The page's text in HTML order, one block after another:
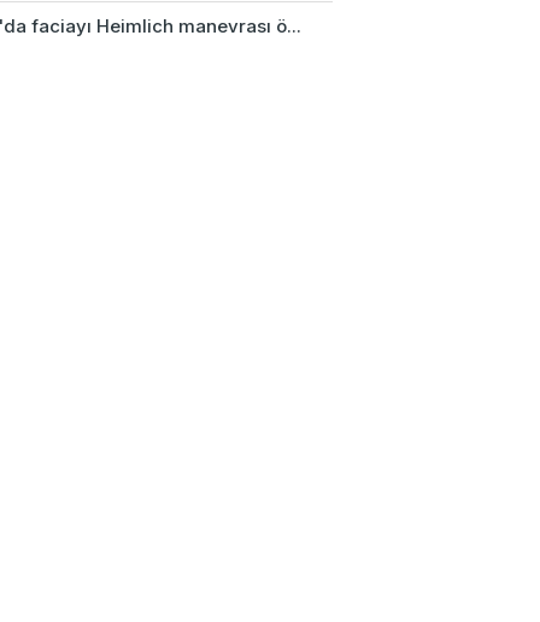
faciayı Heimlich manevrası ö...